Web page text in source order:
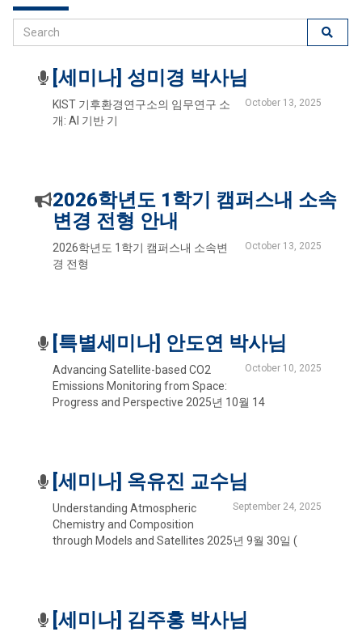
[세미나] 성미경 박사님
October 13, 2025
KIST 기후환경연구소의 임무연구 소
개: AI 기반 기
2026학년도 1학기 캠퍼스내 소속
변경 전형 안내
October 13, 2025
2026학년도 1학기 캠퍼스내 소속변
경 전형
[특별세미나] 안도연 박사님
October 10, 2025
Advancing Satellite-based CO2
Emissions Monitoring from Space:
Progress and Perspective 2025년 10월 14
[세미나] 옥유진 교수님
September 24, 2025
Understanding Atmospheric
Chemistry and Composition
through Models and Satellites 2025년 9월 30일 (
[세미나] 김주홍 박사님